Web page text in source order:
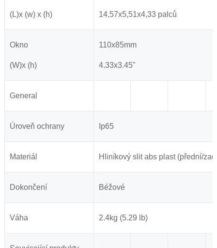
(L)x (w) x (h) 14,57x5,51x4,33 palců
Okno
(W)x (h)
110x85mm
4.33x3.45"
General
Úroveň ochrany Ip65
Materiál Hliníkový slit abs plast (přední/
Dokončení Béžové
Váha 2.4kg (5.29 lb)